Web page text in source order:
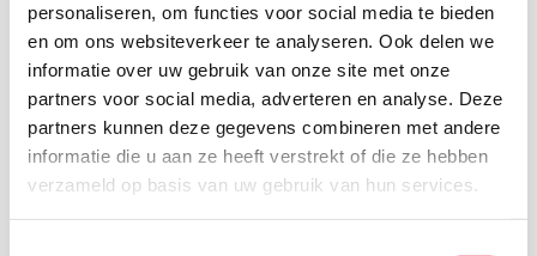
personaliseren, om functies voor social media te bieden
en om ons websiteverkeer te analyseren. Ook delen we
informatie over uw gebruik van onze site met onze
partners voor social media, adverteren en analyse. Deze
partners kunnen deze gegevens combineren met andere
informatie die u aan ze heeft verstrekt of die ze hebben
verzameld op basis van uw gebruik van hun services.
16 september 2019